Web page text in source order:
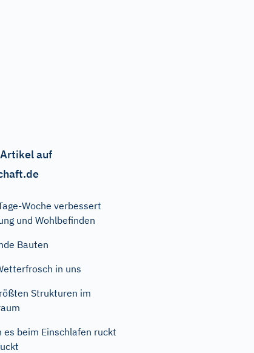
auf
Woche verbessert
und Wohlbefinden
Bauten
in uns
Strukturen im
es beim Einschlafen ruckt